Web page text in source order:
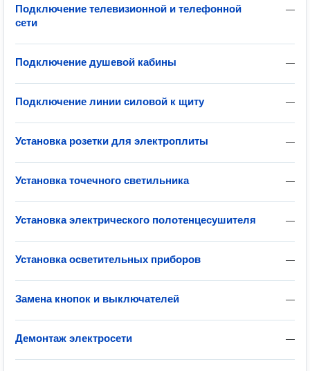
—
Подключение телевизионной и телефонной
сети
—
Подключение душевой кабины
—
Подключение линии силовой к щиту
—
Установка розетки для электроплиты
—
Установка точечного светильника
—
Установка электрического полотенцесушителя
—
Установка осветительных приборов
—
Замена кнопок и выключателей
—
Демонтаж электросети